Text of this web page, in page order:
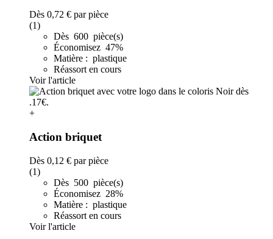
Dès 0,72 € par pièce
(1)
Dès 600 pièce(s)
Économisez 47%
Matière : plastique
Réassort en cours
Voir l'article
+
Action briquet
Dès 0,12 € par pièce
(1)
Dès 500 pièce(s)
Économisez 28%
Matière : plastique
Réassort en cours
Voir l'article